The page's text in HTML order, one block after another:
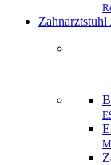
Zahnarztstuhl